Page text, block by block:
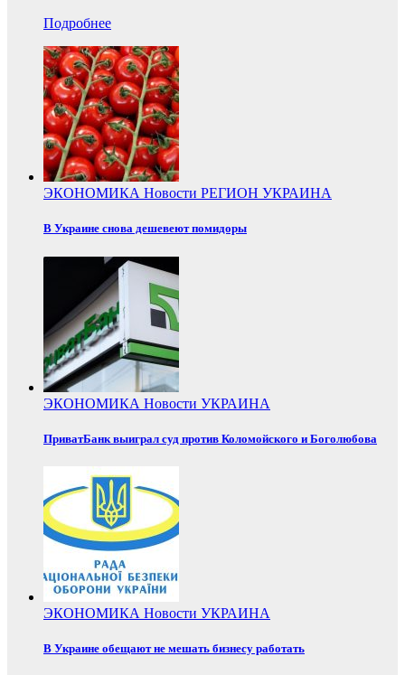
Подробнее
ЭКОНОМИКА Новости РЕГИОН УКРАИНА
В Украине снова дешевеют помидоры
ЭКОНОМИКА Новости УКРАИНА
ПриватБанк выиграл суд против Коломойского и Боголюбова
ЭКОНОМИКА Новости УКРАИНА
В Украине обещают не мешать бизнесу работать